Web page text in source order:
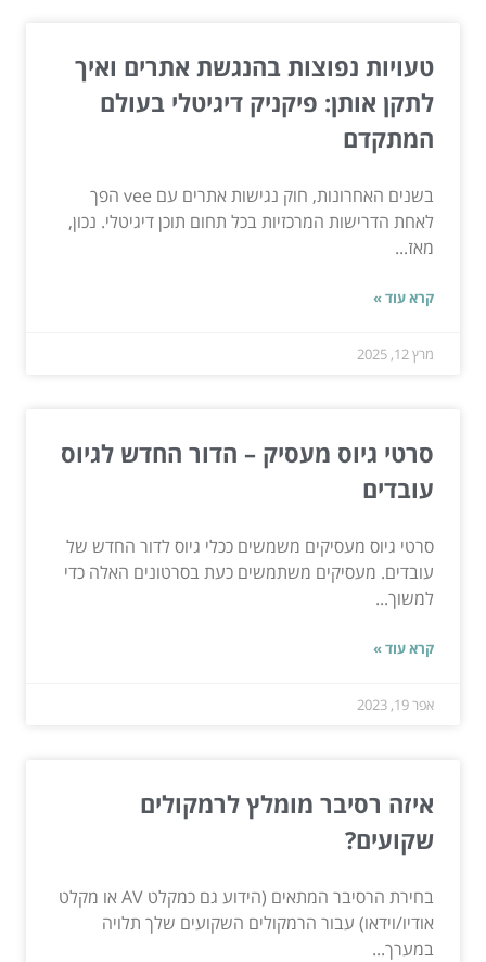
טעויות נפוצות בהנגשת אתרים ואיך
לתקן אותן: פיקניק דיגיטלי בעולם
המתקדם
בשנים האחרונות, חוק נגישות אתרים עם vee הפך
לאחת הדרישות המרכזיות בכל תחום תוכן דיגיטלי. נכון,
מאז...
קרא עוד »
מרץ 12, 2025
סרטי גיוס מעסיק – הדור החדש לגיוס
עובדים
סרטי גיוס מעסיקים משמשים ככלי גיוס לדור החדש של
עובדים. מעסיקים משתמשים כעת בסרטונים האלה כדי
למשוך...
קרא עוד »
אפר 19, 2023
איזה רסיבר מומלץ לרמקולים
שקועים?
בחירת הרסיבר המתאים (הידוע גם כמקלט AV או מקלט
אודיו/וידאו) עבור הרמקולים השקועים שלך תלויה
במערך...